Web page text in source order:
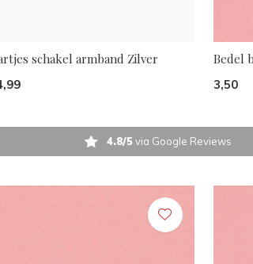
schakel armband Zilver Bedel
3,50
4.8/5via Google Reviews